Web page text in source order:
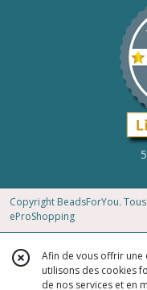
Copyright BeadsForYou.
eProShopping
Afin de vous offrir une
utilisons des cookies
de nos services et en